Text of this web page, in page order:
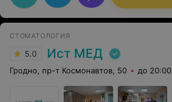
СТОМАТОЛОГИЯ
5.0 Ист МЕД
Гродно, пр-т Космонавтов, 50 до 20:00